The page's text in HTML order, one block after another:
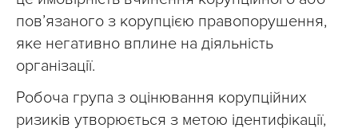
пов’язаного з корупцією правопорушення,
яке негативно вплине на діяльність
організації.
Робоча група з оцінювання корупційних
ризиків утворюється з метою ідентифікації,